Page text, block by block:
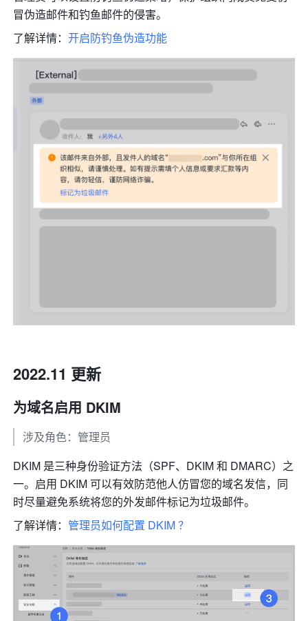
冒伪造邮件和钓鱼邮件的侵害。
了解详情：开启防钓鱼伪造功能
2022.11 更新
为域名启用 DKIM
涉及角色：管理员
DKIM 是三种身份验证方法（SPF、DKIM 和 DMARC）之
一。启用 DKIM 可以有效防范他人仿冒您的域名发信，同
时尽量避免系统将您的外发邮件标记为垃圾邮件。
了解详情： 管理员如何配置 DKIM ？